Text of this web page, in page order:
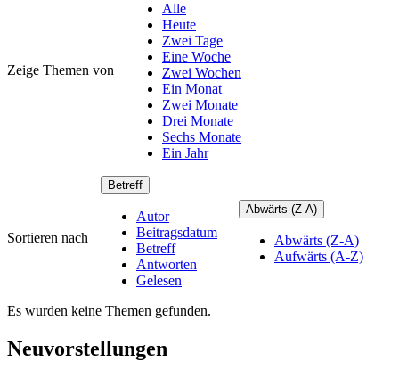
Zeige Themen von
Alle
Heute
Zwei Tage
Eine Woche
Zwei Wochen
Ein Monat
Zwei Monate
Drei Monate
Sechs Monate
Ein Jahr
Sortieren nach
Betreff
Autor
Beitragsdatum
Betreff
Antworten
Gelesen
Abwärts (Z-A)
Abwärts (Z-A)
Aufwärts (A-Z)
Es wurden keine Themen gefunden.
Neuvorstellungen